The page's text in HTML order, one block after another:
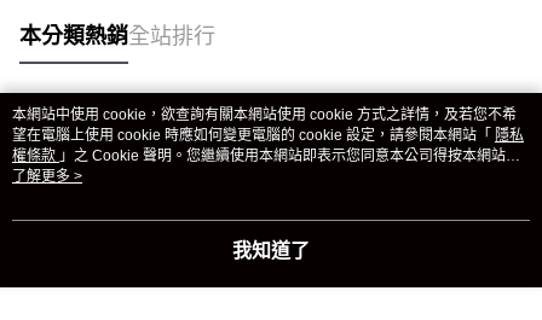
本分類熱銷全站排行
熱門標籤
本網站中使用 cookie，欲查詢有關本網站使用 cookie 方式之詳情，及若您不希
望在電腦上使用 cookie 時應如何變更電腦的 cookie 設定，請參閱本網站「 隱私
權條款 」之 Cookie 聲明。您繼續使用本網站即表示您同意本公司得按本網站使
用條款之 Cookie 聲明使用 cookie。
了解更多 >
我知道了